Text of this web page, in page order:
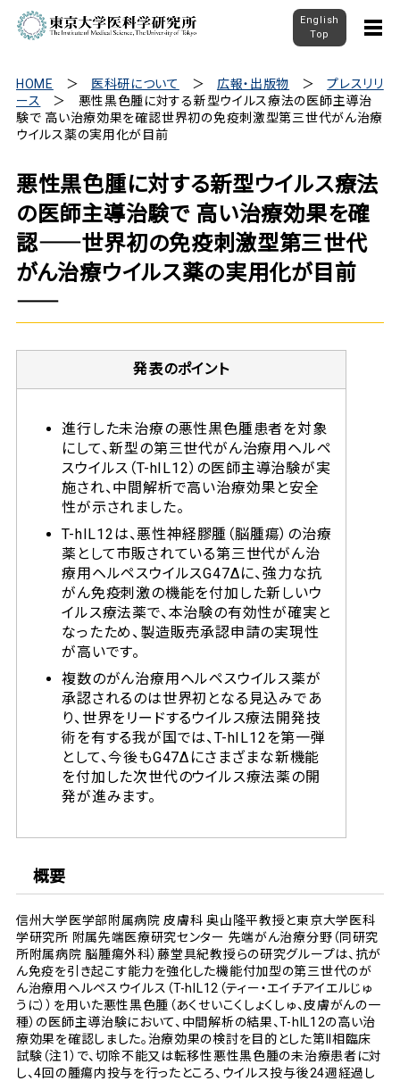
English
Top
HOME 医科研について 広報・出版物
プレスリリ
ース
悪性黒色腫に対する新型ウイルス療法の医師主導治
験で 高い治療効果を確認――世界初の免疫刺激型第三世代がん治療
ウイルス薬の実用化が目前――
悪性黒色腫に対する新型ウイルス療法
の医師主導治験で 高い治療効果を確
認――世界初の免疫刺激型第三世代
がん治療ウイルス薬の実用化が目前
――
発表のポイント
進行した未治療の悪性黒色腫患者を対象
にして、新型の第三世代がん治療用ヘルペ
スウイルス（T-hIL12）の医師主導治験が実
施され、中間解析で高い治療効果と安全
性が示されました。
T-hIL12は、悪性神経膠腫（脳腫瘍）の治療
薬として市販されている第三世代がん治
療用ヘルペスウイルスG47Δに、強力な抗
がん免疫刺激の機能を付加した新しいウ
イルス療法薬で、本治験の有効性が確実と
なったため、製造販売承認申請の実現性
が高いです。
複数のがん治療用ヘルペスウイルス薬が
承認されるのは世界初となる見込みであ
り、世界をリードするウイルス療法開発技
術を有する我が国では、T-hIL12を第一弾
として、今後もG47Δにさまざまな新機能
を付加した次世代のウイルス療法薬の開
発が進みます。
概要
信州大学医学部附属病院 皮膚科 奥山隆平教授と東京大学医科
学研究所 附属先端医療研究センター 先端がん治療分野（同研究
所附属病院 脳腫瘍外科）藤堂具紀教授らの研究グループは、抗が
ん免疫を引き起こす能力を強化した機能付加型の第三世代のが
ん治療用ヘルペスウイルス（T-hIL12（ティー・エイチアイエルじゅ
うに））を用いた悪性黒色腫（あくせいこくしょくしゅ、皮膚がんの一
種）の医師主導治験において、中間解析の結果、T-hIL12の高い治
療効果を確認しました。治療効果の検討を目的とした第II相臨床
試験（注1）で、切除不能又は転移性悪性黒色腫の未治療患者に対
し、4回の腫瘍内投与を行ったところ、ウイルス投与後24週経過し